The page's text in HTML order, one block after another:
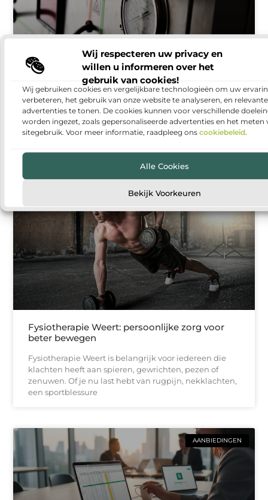
Wij respecteren uw privacy en
willen u informeren over het
gebruik van cookies!
Wij gebruiken cookies en vergelijkbare technologieën om uw
verbeteren, het gebruik van onze website te analyseren, en relevante
advertenties te tonen. De cookies kunnen voor verschillende
worden ingezet, zoals gepersonaliseerde advertenties en het meten
sitegebruik. Voor meer informatie, raadpleeg ons cookiebeleid.
Alle Cookies
Bekijk Voorkeuren
Warmtepomp installeren: duurzaam en
comfortabel wonen
Steeds meer huishoudens denken na over manieren
om hun woning energiezuiniger te maken. Een van
een warmtepomp kun
Fysiotherapie Weert: persoonlijke zorg voor
beter bewegen
Fysiotherapie Weert is belangrijk voor iedereen die
klachten heeft aan spieren, gewrichten, pezen of
zenuwen. Of je nu last hebt van rugpijn, nekklachten,
een sportblessure
AANBIEDINGEN